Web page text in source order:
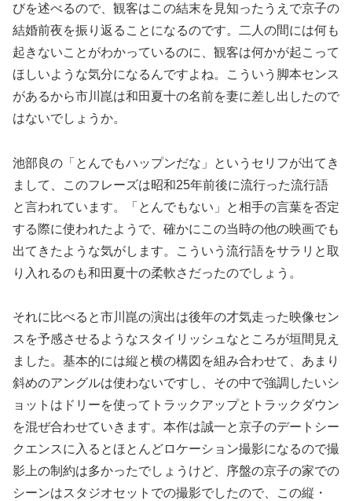
びを述べるので、観客はこの結末を見知ったうえで京子の
結婚前夜を振り返ることになるのです。二人の間には何も
起きないことがわかっているのに、観客は何かが起こって
ほしいような気分になるんですよね。こういう脚本センス
があるから市川崑は和田夏十の名前を妻に差し出したので
はないでしょうか。
池部良の「とんでもハップンだな」というセリフが出てき
まして、このフレーズは昭和25年前後に流行った流行語
と言われています。「とんでもない」と相手の言葉を否定
する際に使われたようで、確かにこの当時の他の映画でも
出てきたような気がします。こういう流行語をサラリと取
り入れるのも和田夏十の柔軟さだったのでしょう。
それに比べると市川崑の演出は後年の才気走った映像セン
スを予感させるようなスタイリッシュなところが垣間見え
ました。基本的には縦と横の構図を組み合わせて、あまり
斜めのアングルは使わないですし、その中で強調したいシ
ョットはドリーを使ってトラックアップとトラックダウン
を混ぜ合わせていきます。本作は誠一と京子のデートシー
クエンスに入るとほとんどロケーション撮影になるので撮
影上の制約は多かったでしょうけど、序盤の京子の家での
シーンはスタジオセットでの撮影でしたので、この縦・